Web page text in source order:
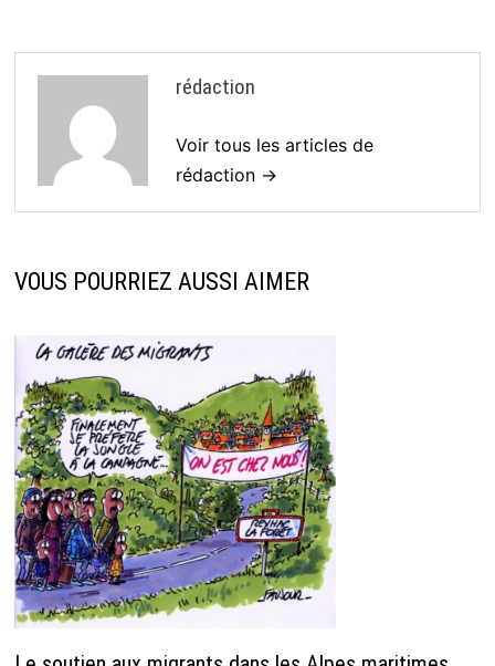
rédaction
Voir tous les articles de
rédaction →
VOUS POURRIEZ AUSSI AIMER